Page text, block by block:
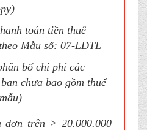
toán tiền thuê
Mẫu số: 07-LĐTL
bổ chi phí các
chưa bao gồm thuế
đơn trên > 20.000.000